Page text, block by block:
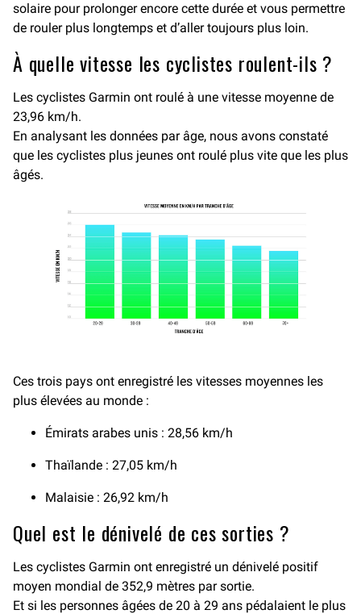
solaire pour prolonger encore cette durée et vous permettre
de rouler plus longtemps et d’aller toujours plus loin.
À quelle vitesse les cyclistes roulent-ils ?
Les cyclistes Garmin ont roulé à une vitesse moyenne de
23,96 km/h.
En analysant les données par âge, nous avons constaté
que les cyclistes plus jeunes ont roulé plus vite que les plus
âgés.
Ces trois pays ont enregistré les vitesses moyennes les
plus élevées au monde :
Émirats arabes unis : 28,56 km/h
Thaïlande : 27,05 km/h
Malaisie : 26,92 km/h
Quel est le dénivelé de ces sorties ?
Les cyclistes Garmin ont enregistré un dénivelé positif
moyen mondial de 352,9 mètres par sortie.
Et si les personnes âgées de 20 à 29 ans pédalaient le plus